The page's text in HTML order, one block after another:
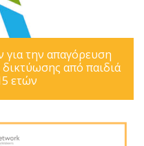
την απαγόρευση
από παιδιά
ετών